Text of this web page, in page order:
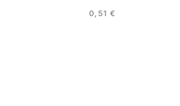
0,51€